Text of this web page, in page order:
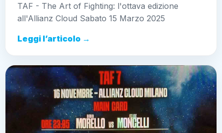
TAF - The Art of Fighting: l'ottava edizione
all'Allianz Cloud Sabato 15 Marzo 2025
Leggi l’articolo →